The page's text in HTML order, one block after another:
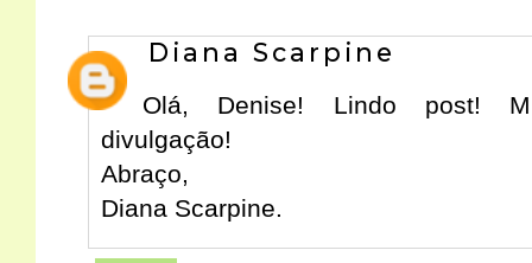
Diana Scarpine
Olá, Denise! Lindo post!
divulgação!
Abraço,
Diana Scarpine.